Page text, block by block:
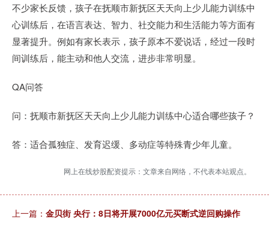
不少家长反馈，孩子在抚顺市新抚区天天向上少儿能力训练中
心训练后，在语言表达、智力、社交能力和生活能力等方面有
显著提升。例如有家长表示，孩子原本不爱说话，经过一段时
间训练后，能主动和他人交流，进步非常明显。
QA问答
问：抚顺市新抚区天天向上少儿能力训练中心适合哪些孩子？
答：适合孤独症、发育迟缓、多动症等特殊青少年儿童。
网上在线炒股配资提示：文章来自网络，不代表本站观点。
上一篇： 金贝街 央行：8日将开展7000亿元买断式逆回购操作